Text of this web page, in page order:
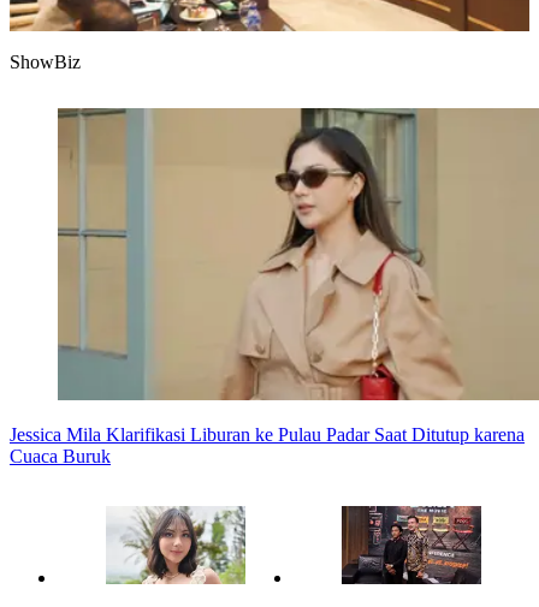
Rakor Karhutla Bahas Penanganan Lahan Terdampak Seluas 107
8 Foto
ShowBiz
Jessica Mila Klarifikasi Liburan ke Pulau Padar Saat Ditutup karena
Cuaca Buruk